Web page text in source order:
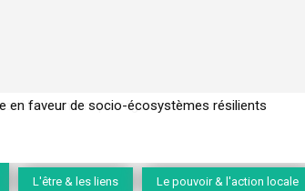
économique régénératif du vivant …
L'être & les liens Le pouvoir & l'action locale